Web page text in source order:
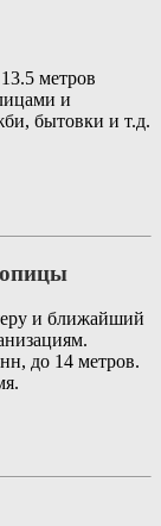
метров
и
бытовки и т.д.
и ближайший
до 14 метров.